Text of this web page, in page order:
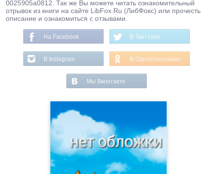
0025905a0812. Так же Вы можете читать ознакомительный
отрывок из книги на сайте LibFox.Ru (ЛибФокс) или прочесть
описание и ознакомиться с отзывами.
На Facebook В Твиттере
В Instagram В Одноклассниках
Мы Вконтакте